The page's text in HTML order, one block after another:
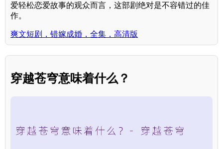
爱轻松恋爱故事的观众而言，这部剧绝对是不容错过的佳
作。
爽文短剧，错嫁成婚，全集，高清版
穿越苍穹意味着什么？